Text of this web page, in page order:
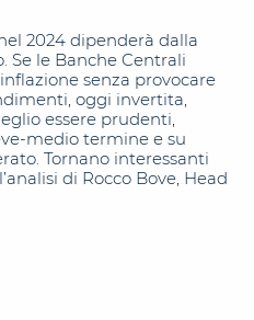
2024 dipenderà dalla
Se le Banche Centrali
senza provocare
oggi invertita,
essere prudenti,
medio termine e su
Tornano interessanti
di Rocco Bove, Head